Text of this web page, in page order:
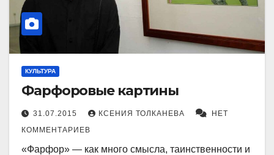
КУЛЬТУРА
Фарфоровые картины
31.07.2015 КСЕНИЯ ТОЛКАНЕВА
НЕТ
КОММЕНТАРИЕВ
«Фарфор» — как много смысла, таинственности и